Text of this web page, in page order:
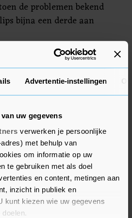
Advertentie-instellingen
uw gegevens
verwerken je persoonlijke
met behulp van
om informatie op uw
te gebruiken met als doel
en content, metingen aan
inzicht in publiek en
kunt kiezen wie uw gegevens
de problemen bekend
bijna een derde aan
MidKap was
(plus 2,7 procent). Ook
Corbion en
stegen, met
en 1,9 procent.
was Vivoryon
daler. Het aandeel
Chatleverancier CM.com,
en Accsys Tecnologies,